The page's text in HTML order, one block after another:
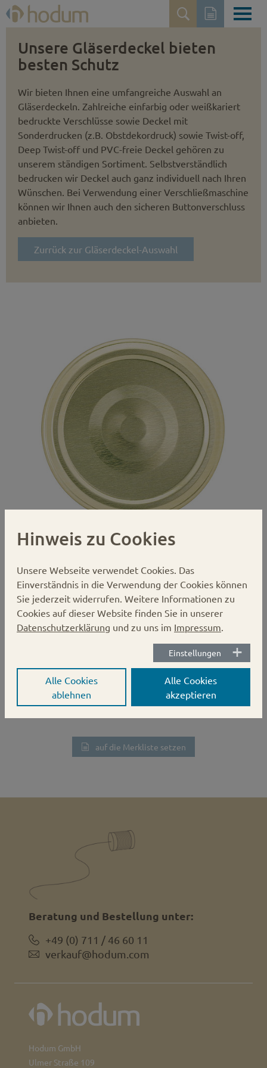
Unsere Gläserdeckel bieten
besten Schutz
Wir bieten Ihnen eine umfangreiche Auswahl an
Gläserdeckeln. Zahlreiche einfarbig oder weißkariert
bedruckte Verschlüsse sowie Deckel mit
Sonderdrucken (z.B. Obst­dekordruck) sowie Twist-off,
Deep Twist-off und PVC-freie Deckel gehören zu
unserem ständigen Sortiment. Selbstver­ständlich
bedrucken wir Deckel auch ganz individuell nach Ihren
Wünschen. Bei Verwendung einer Verschließmaschine
können wir Ihnen auch den sicheren Button­verschluss
anbieten.
Zurrück zur Gläserdeckel-Auswahl
Gläserdeckel 66mm gold Button
Twist-off
Karton:
1250 Stück
Button-Verschluss
auf die Merkliste setzen
Hodum GmbH
Ulmer Straße 109
Beratung und Bestellung unter:
+49 (0) 711 / 46 60 11
verkauf@hodum.com
Hinweis zu Cookies
Unsere Webseite verwendet Cookies. Das
Einverständnis in die Verwendung der Cookies können
Sie jederzeit widerrufen. Weitere Informationen zu
Cookies auf dieser Website finden Sie in unserer
Datenschutzerklärung und zu uns im Impressum
Einstellungen
Alle Cookies
ablehnen
Alle Cookies
akzeptieren